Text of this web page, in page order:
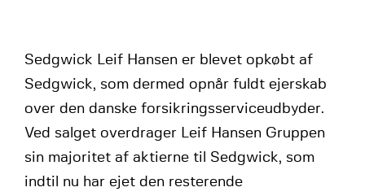
Sedgwick Leif Hansen er blevet opkøbt af
Sedgwick, som dermed opnår fuldt ejerskab
over den danske forsikringsserviceudbyder.
Ved salget overdrager Leif Hansen Gruppen
sin majoritet af aktierne til Sedgwick, som
indtil nu har ejet den resterende